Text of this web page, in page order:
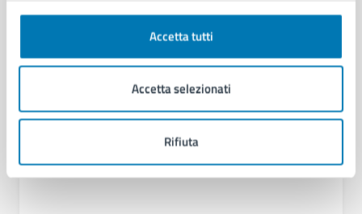
Accetta tutti
Accetta selezionati
Rifiuta
Amministrazione
U.O.A. Bradisismo